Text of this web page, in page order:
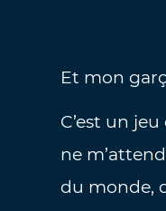
Et mon
C’est un
ne
du monde,